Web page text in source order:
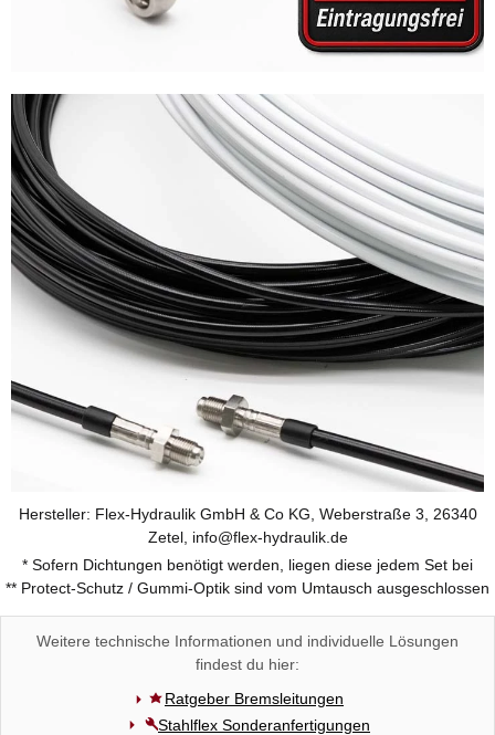
Hersteller: Flex-Hydraulik GmbH & Co KG, Weberstraße 3, 26340
Zetel, info@flex-hydraulik.de
* Sofern Dichtungen benötigt werden, liegen diese jedem Set bei
** Protect-Schutz / Gummi-Optik sind vom Umtausch ausgeschlossen
Weitere technische Informationen und individuelle Lösungen
findest du hier:
Ratgeber Bremsleitungen
Stahlflex Sonderanfertigungen